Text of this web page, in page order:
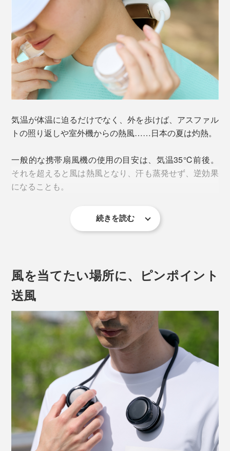
気温が体温に迫るだけでなく、外を歩けば、アスファル
トの照り返しや室外機からの熱風……日本の夏は灼熱。
一般的な携帯扇風機の使用の目安は、気温35℃前後。
それを超えると風は熱風となり、汗も蒸発せず、逆効果
になることも。
ぬるい暑さ対策では間に合いません。
やし、冷えた血液を全身にめぐらせる
頸動脈などの太い血管が、皮膚に近い位置を通る首は、
さらに首は、体温をコントロールする脳の視床下部にも
近く、「体が冷えた」と認識しやすいそう。
続きを読む
風を当てたい場所に、ピンポイント
送風